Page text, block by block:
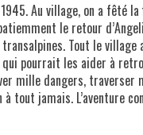
1945. Au village, on a fêté
le retour
transalpines. Tout le
pourrait les aider à
mille dangers,
tout jamais. L’aventure